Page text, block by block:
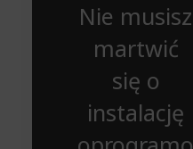
Nie musisz
martwić
się o
instalację